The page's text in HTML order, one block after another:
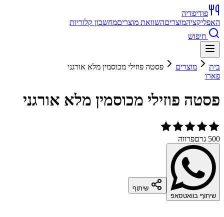
פודיפדיה
האפליקציהמוצריםהשוואת מוצריםמחשבון קלוריות
חיפוש
בית מוצרים
פסטה פוזילי מכוסמין מלא אורגני
פארו
פסטה פוזילי מכוסמין מלא אורגני
500 גרם פרווה
שיתוף בוואטסאפ
שיתוף